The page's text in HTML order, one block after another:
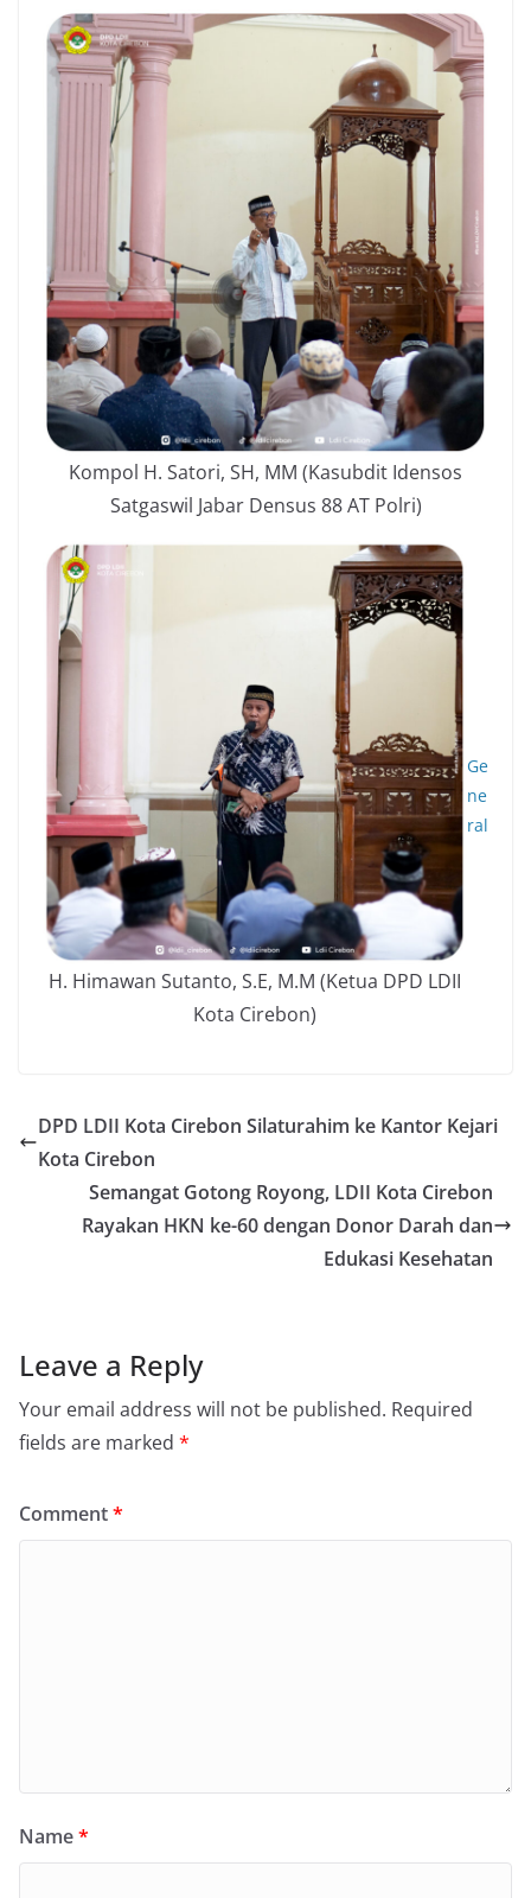
Kompol H. Satori, SH, MM (Kasubdit Idensos
Satgaswil Jabar Densus 88 AT Polri)
H. Himawan Sutanto, S.E, M.M (Ketua DPD LDII
Kota Cirebon)
Ge
ne
ral
DPD LDII Kota Cirebon Silaturahim ke Kantor Kejari
Kota Cirebon
Semangat Gotong Royong, LDII Kota Cirebon
Rayakan HKN ke-60 dengan Donor Darah dan
Edukasi Kesehatan
Leave a Reply
Your email address will not be published. Required
fields are marked *
Comment*
Name*